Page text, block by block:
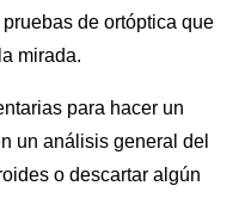
de ortóptica que
mirada.
para hacer un
un análisis general del
o descartar algún